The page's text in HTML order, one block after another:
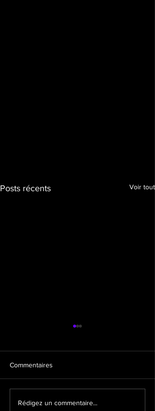
Posts récents Voir tout
La santé mentale, un sujet
Commentaires
Rédigez un commentaire...